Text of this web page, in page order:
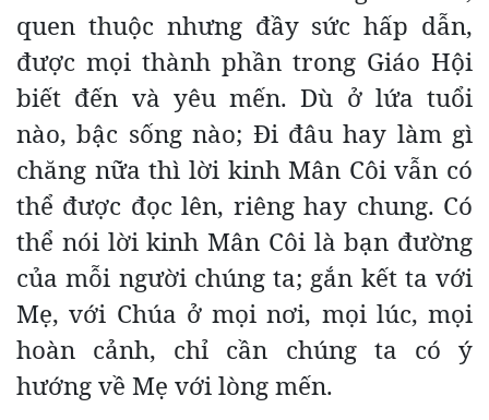
quen thuộc nhưng đầy sức hấp dẫn,
được mọi thành phần trong Giáo Hội
biết đến và yêu mến. Dù ở lứa tuổi
nào, bậc sống nào; Đi đâu hay làm gì
chăng nữa thì lời kinh Mân Côi vẫn có
thể được đọc lên, riêng hay chung. Có
thể nói lời kinh Mân Côi là bạn đường
của mỗi người chúng ta; gắn kết ta với
Mẹ, với Chúa ở mọi nơi, mọi lúc, mọi
hoàn cảnh, chỉ cần chúng ta có ý
hướng về Mẹ với lòng mến.